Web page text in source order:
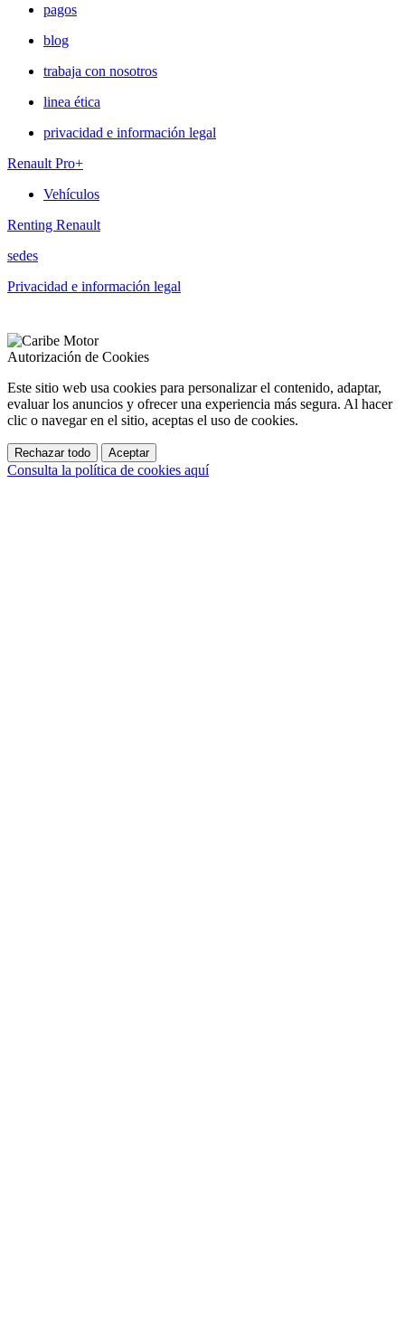
pagos
blog
trabaja con nosotros
linea ética
privacidad e información legal
Renault Pro+
Vehículos
Renting Renault
sedes
Privacidad e información legal
Autorización de Cookies
Este sitio web usa cookies para personalizar el contenido, adaptar,
evaluar los anuncios y ofrecer una experiencia más segura. Al hacer
clic o navegar en el sitio, aceptas el uso de cookies.
Rechazar todo Aceptar
Consulta la política de cookies aquí